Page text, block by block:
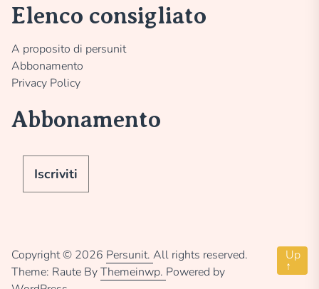
Elenco consigliato
A proposito di persunit
Abbonamento
Privacy Policy
Abbonamento
Iscriviti
Copyright © 2026 Persunit. All rights reserved.
Theme: Raute ByThemeinwp. Powered by
Up
↑